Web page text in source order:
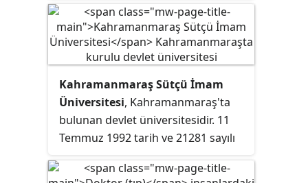
Kahramanmaraş Sütçü İmam
Üniversitesi, Kahramanmaraş'ta
bulunan devlet üniversitesidir. 11
Temmuz 1992 tarih ve 21281 sayılı
sayılı yasa ile kurulmuştur.